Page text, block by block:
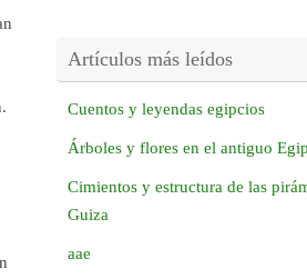
Artículos más leídos
Cuentos y leyendas egipcios
Árboles y flores en el antiguo
Cimientos y estructura de las
Guiza
aae